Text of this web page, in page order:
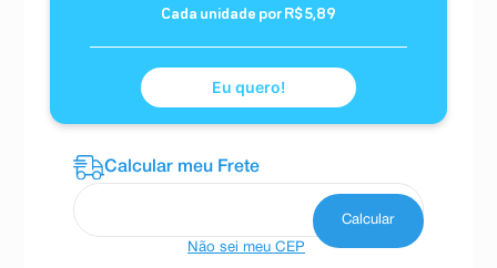
Cada unidade por R$5,89
Eu quero!
Não sei meu CEP